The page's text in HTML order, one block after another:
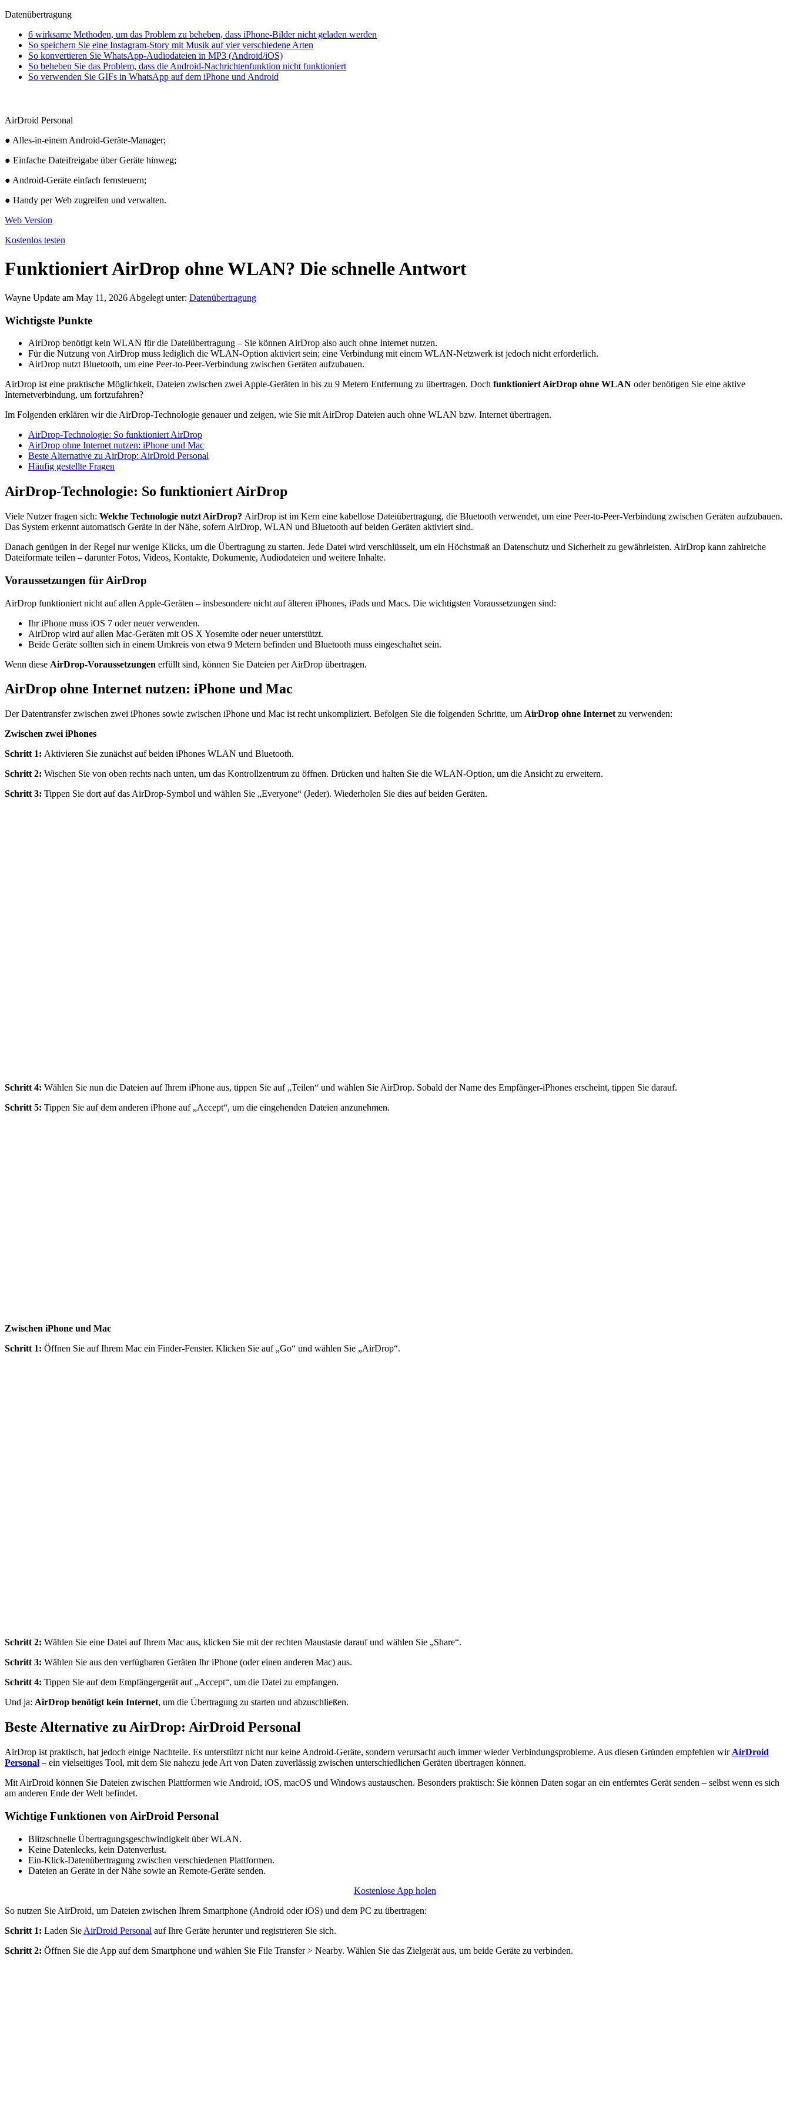
Datenübertragung
6 wirksame Methoden, um das Problem zu beheben, dass iPhone-Bilder nicht geladen werden
So speichern Sie eine Instagram-Story mit Musik auf vier verschiedene Arten
So konvertieren Sie WhatsApp-Audiodateien in MP3 (Android/iOS)
So beheben Sie das Problem, dass die Android-Nachrichtenfunktion nicht funktioniert
So verwenden Sie GIFs in WhatsApp auf dem iPhone und Android
AirDroid Personal
● Alles-in-einem Android-Geräte-Manager;
● Einfache Dateifreigabe über Geräte hinweg;
● Android-Geräte einfach fernsteuern;
● Handy per Web zugreifen und verwalten.
Web Version
Kostenlos testen
Funktioniert AirDrop ohne WLAN? Die schnelle Antwort
Wayne Update am May 11, 2026 Abgelegt unter: Datenübertragung
Wichtigste Punkte
AirDrop benötigt kein WLAN für die Dateiübertragung – Sie können AirDrop also auch ohne Internet nutzen.
Für die Nutzung von AirDrop muss lediglich die WLAN-Option aktiviert sein; eine Verbindung mit einem WLAN-Netzwerk ist jedoch nicht erforderlich.
AirDrop nutzt Bluetooth, um eine Peer-to-Peer-Verbindung zwischen Geräten aufzubauen.
AirDrop ist eine praktische Möglichkeit, Dateien zwischen zwei Apple-Geräten in bis zu 9 Metern Entfernung zu übertragen. Doch funktioniert AirDrop ohne WLAN oder benötigen Sie eine aktive
Internetverbindung, um fortzufahren?
Im Folgenden erklären wir die AirDrop-Technologie genauer und zeigen, wie Sie mit AirDrop Dateien auch ohne WLAN bzw. Internet übertragen.
AirDrop-Technologie: So funktioniert AirDrop
AirDrop ohne Internet nutzen: iPhone und Mac
Beste Alternative zu AirDrop: AirDroid Personal
Häufig gestellte Fragen
AirDrop-Technologie: So funktioniert AirDrop
Viele Nutzer fragen sich: Welche Technologie nutzt AirDrop? AirDrop ist im Kern eine kabellose Dateiübertragung, die Bluetooth verwendet, um eine Peer-to-Peer-Verbindung zwischen Geräten aufzubauen.
Das System erkennt automatisch Geräte in der Nähe, sofern AirDrop, WLAN und Bluetooth auf beiden Geräten aktiviert sind.
Danach genügen in der Regel nur wenige Klicks, um die Übertragung zu starten. Jede Datei wird verschlüsselt, um ein Höchstmaß an Datenschutz und Sicherheit zu gewährleisten. AirDrop kann zahlreiche
Dateiformate teilen – darunter Fotos, Videos, Kontakte, Dokumente, Audiodateien und weitere Inhalte.
Voraussetzungen für AirDrop
AirDrop funktioniert nicht auf allen Apple-Geräten – insbesondere nicht auf älteren iPhones, iPads und Macs. Die wichtigsten Voraussetzungen sind:
Ihr iPhone muss iOS 7 oder neuer verwenden.
AirDrop wird auf allen Mac-Geräten mit OS X Yosemite oder neuer unterstützt.
Beide Geräte sollten sich in einem Umkreis von etwa 9 Metern befinden und Bluetooth muss eingeschaltet sein.
Wenn diese AirDrop-Voraussetzungen erfüllt sind, können Sie Dateien per AirDrop übertragen.
AirDrop ohne Internet nutzen: iPhone und Mac
Der Datentransfer zwischen zwei iPhones sowie zwischen iPhone und Mac ist recht unkompliziert. Befolgen Sie die folgenden Schritte, um AirDrop ohne Internet zu verwenden:
Zwischen zwei iPhones
Schritt 1: Aktivieren Sie zunächst auf beiden iPhones WLAN und Bluetooth.
Schritt 2: Wischen Sie von oben rechts nach unten, um das Kontrollzentrum zu öffnen. Drücken und halten Sie die WLAN-Option, um die Ansicht zu erweitern.
Schritt 3: Tippen Sie dort auf das AirDrop-Symbol und wählen Sie „Everyone“ (Jeder). Wiederholen Sie dies auf beiden Geräten.
Schritt 4: Wählen Sie nun die Dateien auf Ihrem iPhone aus, tippen Sie auf „Teilen“ und wählen Sie AirDrop. Sobald der Name des Empfänger-iPhones erscheint, tippen Sie darauf.
Schritt 5: Tippen Sie auf dem anderen iPhone auf „Accept“, um die eingehenden Dateien anzunehmen.
Zwischen iPhone und Mac
Schritt 1: Öffnen Sie auf Ihrem Mac ein Finder-Fenster. Klicken Sie auf „Go“ und wählen Sie „AirDrop“.
Schritt 2: Wählen Sie eine Datei auf Ihrem Mac aus, klicken Sie mit der rechten Maustaste darauf und wählen Sie „Share“.
Schritt 3: Wählen Sie aus den verfügbaren Geräten Ihr iPhone (oder einen anderen Mac) aus.
Schritt 4: Tippen Sie auf dem Empfängergerät auf „Accept“, um die Datei zu empfangen.
Und ja: AirDrop benötigt kein Internet, um die Übertragung zu starten und abzuschließen.
Beste Alternative zu AirDrop: AirDroid Personal
AirDrop ist praktisch, hat jedoch einige Nachteile. Es unterstützt nicht nur keine Android-Geräte, sondern verursacht auch immer wieder Verbindungsprobleme. Aus diesen Gründen empfehlen wir AirDroid
Personal – ein vielseitiges Tool, mit dem Sie nahezu jede Art von Daten zuverlässig zwischen unterschiedlichen Geräten übertragen können.
Mit AirDroid können Sie Dateien zwischen Plattformen wie Android, iOS, macOS und Windows austauschen. Besonders praktisch: Sie können Daten sogar an ein entferntes Gerät senden – selbst wenn es sich
am anderen Ende der Welt befindet.
Wichtige Funktionen von AirDroid Personal
Blitzschnelle Übertragungsgeschwindigkeit über WLAN.
Keine Datenlecks, kein Datenverlust.
Ein-Klick-Datenübertragung zwischen verschiedenen Plattformen.
Dateien an Geräte in der Nähe sowie an Remote-Geräte senden.
Kostenlose App holen
So nutzen Sie AirDroid, um Dateien zwischen Ihrem Smartphone (Android oder iOS) und dem PC zu übertragen:
Schritt 1: Laden Sie AirDroid Personal auf Ihre Geräte herunter und registrieren Sie sich.
Schritt 2: Öffnen Sie die App auf dem Smartphone und wählen Sie File Transfer > Nearby. Wählen Sie das Zielgerät aus, um beide Geräte zu verbinden.